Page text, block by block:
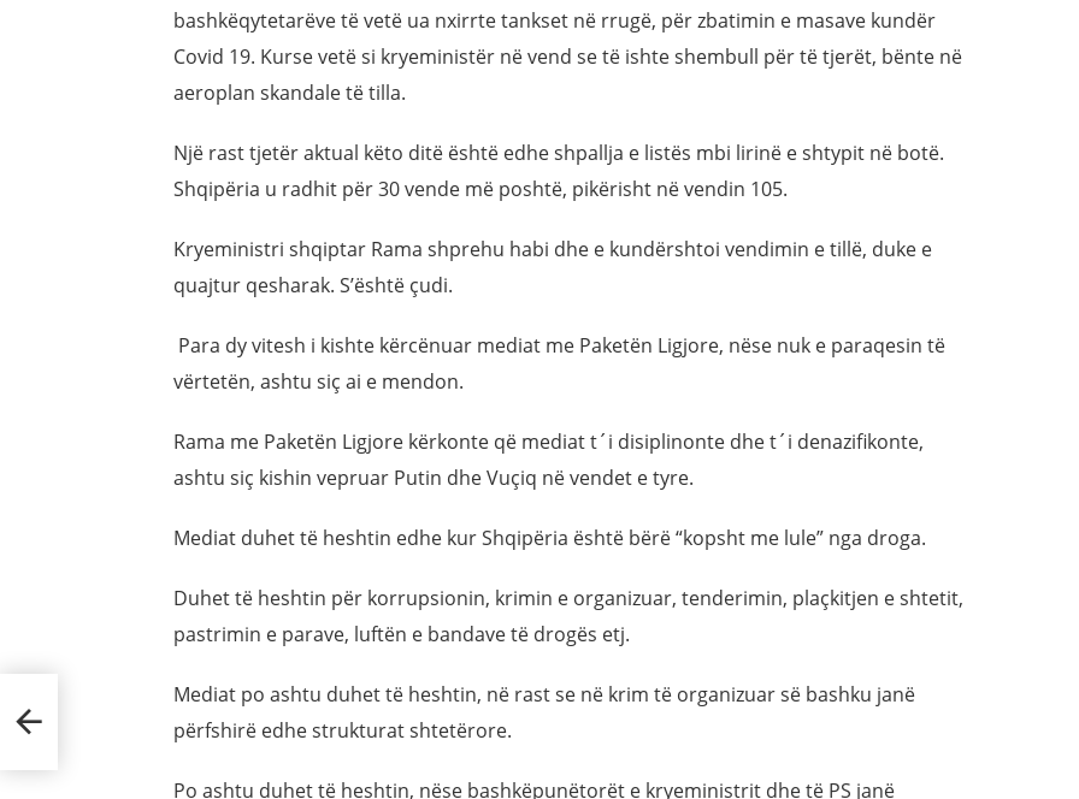
bashkëqytetarëve të vetë ua nxirrte tankset në rrugë, për zbatimin e masave kundër
Covid 19. Kurse vetë si kryeministër në vend se të ishte shembull për të tjerët, bënte në
aeroplan skandale të tilla.
Një rast tjetër aktual këto ditë është edhe shpallja e listës mbi lirinë e shtypit në botë.
Shqipëria u radhit për 30 vende më poshtë, pikërisht në vendin 105.
Kryeministri shqiptar Rama shprehu habi dhe e kundërshtoi vendimin e tillë, duke e
quajtur qesharak. S’është çudi.
Para dy vitesh i kishte kërcënuar mediat me Paketën Ligjore, nëse nuk e paraqesin të
vërtetën, ashtu siç ai e mendon.
Rama me Paketën Ligjore kërkonte që mediat t´i disiplinonte dhe t´i denazifikonte,
ashtu siç kishin vepruar Putin dhe Vuçiq në vendet e tyre.
Mediat duhet të heshtin edhe kur Shqipëria është bërë “kopsht me lule” nga droga.
Duhet të heshtin për korrupsionin, krimin e organizuar, tenderimin, plaçkitjen e shtetit,
pastrimin e parave, luftën e bandave të drogës etj.
Mediat po ashtu duhet të heshtin, në rast se në krim të organizuar së bashku janë
përfshirë edhe strukturat shtetërore.
Po ashtu duhet të heshtin, nëse bashkëpunëtorët e kryeministrit dhe të PS janë
të